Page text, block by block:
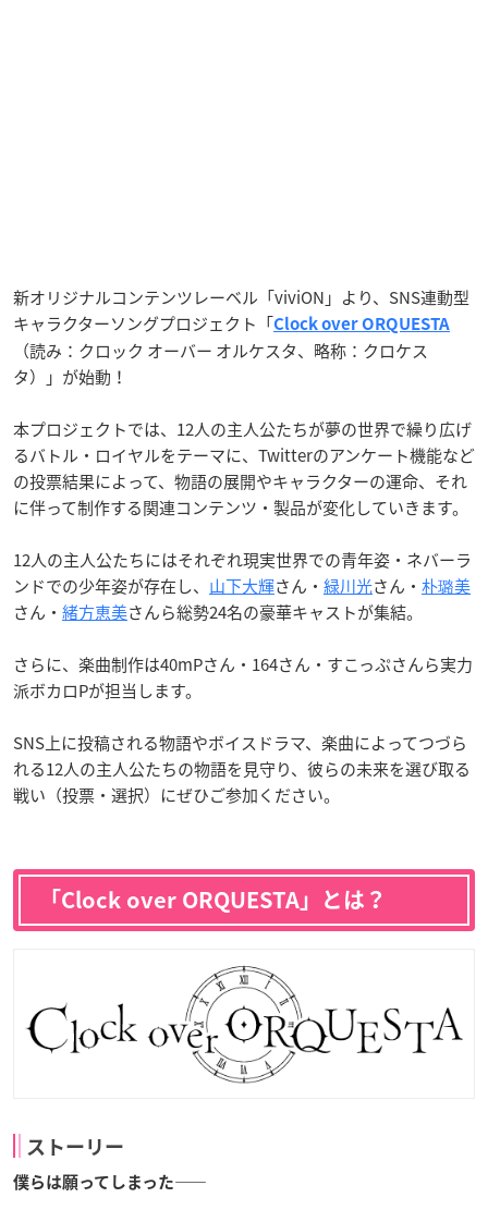
新オリジナルコンテンツレーベル「viviON」より、SNS連動型
キャラクターソングプロジェクト「Clock over ORQUESTA
（読み：クロック オーバー オルケスタ、略称：クロケス
タ）」が始動！
本プロジェクトでは、12人の主人公たちが夢の世界で繰り広げ
るバトル・ロイヤルをテーマに、Twitterのアンケート機能など
の投票結果によって、物語の展開やキャラクターの運命、それ
に伴って制作する関連コンテンツ・製品が変化していきます。
12人の主人公たちにはそれぞれ現実世界での青年姿・ネバーラ
ンドでの少年姿が存在し、 山下大輝さん・ 緑川光さん・ 朴璐美
さん・ 緒方恵美さんら総勢24名の豪華キャストが集結。
さらに、楽曲制作は40mPさん・164さん・すこっぷさんら実力
派ボカロPが担当します。
SNS上に投稿される物語やボイスドラマ、楽曲によってつづら
れる12人の主人公たちの物語を見守り、彼らの未来を選び取る
戦い（投票・選択）にぜひご参加ください。
「Clock over ORQUESTA」とは？
ストーリー
僕らは願ってしまった――